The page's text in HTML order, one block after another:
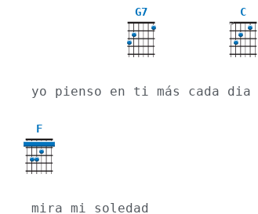
G7 C
X
yo pienso en ti más cada dia
F
mira mi soledad